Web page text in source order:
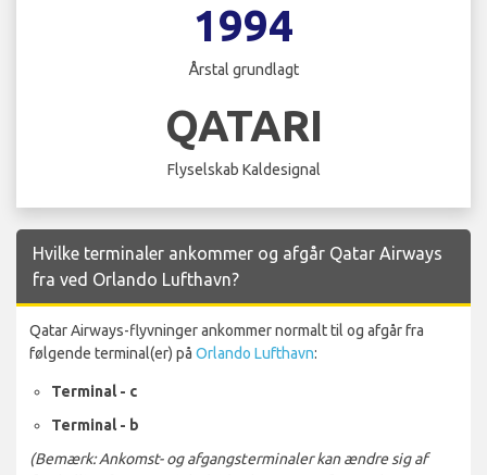
1994
Årstal grundlagt
QATARI
Flyselskab Kaldesignal
Hvilke terminaler ankommer og afgår Qatar Airways
fra ved Orlando Lufthavn?
Qatar Airways-flyvninger ankommer normalt til og afgår fra
følgende terminal(er) på Orlando Lufthavn:
Terminal - c
Terminal - b
(Bemærk: Ankomst- og afgangsterminaler kan ændre sig af